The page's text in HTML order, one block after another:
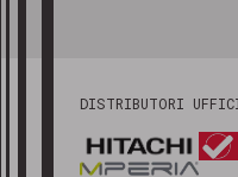
DISTRIBUTORI